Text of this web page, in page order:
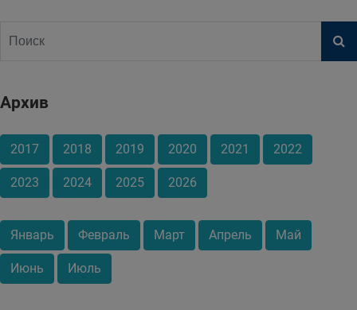
Архив
2017 2018 2019 2020 2021 2022
2023 2024 2025 2026
Январь Февраль Март Апрель Май
Июнь Июль